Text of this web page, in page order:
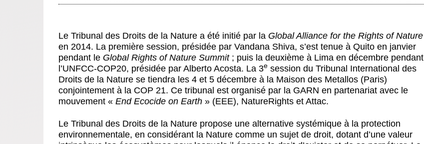
Le Tribunal des Droits de la Nature a été initié par la Global Alliance for the Rights of Nature
en 2014. La première session, présidée par Vandana Shiva, s’est tenue à Quito en janvier
pendant le Global Rights of Nature Summit; puis la deuxième à Lima en décembre pendant
l’UNFCC-COP20, présidée par Alberto Acosta. La 3e session du Tribunal International des
Droits de la Nature se tiendra les 4 et 5 décembre à la Maison des Metallos (Paris)
conjointement à la COP 21. Ce tribunal est organisé par la GARN en partenariat avec le
mouvement « End Ecocide on Earth » (EEE), NatureRights et Attac.
Le Tribunal des Droits de la Nature propose une alternative systémique à la protection
environnementale, en considérant la Nature comme un sujet de droit, dotant d’une valeur